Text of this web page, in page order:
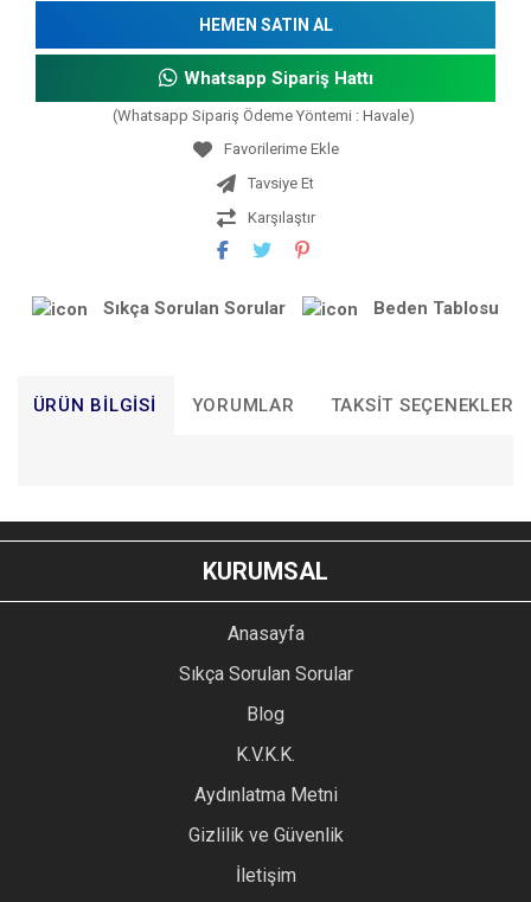
HEMEN SATIN AL
Whatsapp Sipariş Hattı
(Whatsapp Sipariş Ödeme Yöntemi : Havale)
Tavsiye Et
Karşılaştır
Sıkça Sorulan Sorular Beden Tablosu
ÜRÜN BILGISI YORUMLAR TAKSIT SEÇENEKLERI
YORUM YAZ
Bu ürünün fiyat bilgisi, resim, ürün açıklamalarında ve diğer
konularda yetersiz gördüğünüz noktaları öneri formunu
kullanarak tarafımıza iletebilirsiniz.
Ürün resmi kalitesiz, bozuk veya görüntülenemiyor.
Ürün açıklamasında eksik bilgiler bulunuyor.
Ürün bilgilerinde hatalar bulunuyor.
Ürün fiyatı diğer sitelerden daha pahalı.
KURUMSAL
Anasayfa
Sıkça Sorulan Sorular
Blog
K.V.K.K.
Aydınlatma Metni
Gizlilik ve Güvenlik
İletişim